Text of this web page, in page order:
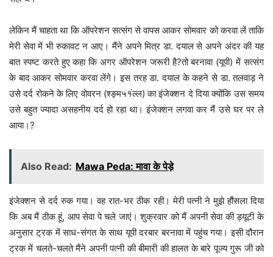
लेकिन मैं चाहता था कि ऑपरेशन सत्संग से वापस आकर सोमवार को करवा लें ताकि
मेरी सेवा में भी रुकावट न आए। मैंने अपने मित्र डा. दयाल से अपने अंदर की यह
बात स्पष्ट करते हुए कहा कि अगर ऑपरेशन जरूरी है?तो बरनावा (यूपी) में सत्संग
के बाद आकर सोमवार करवा लेंगे। इस तरह डा. दयाल के कहने से डा. तलवाड़ ने
उसे दर्द रोकने के लिए वोवरन (श्ङ्म५१ंल्ल) का इंजेक्शन दे दिया क्योंकि उस समय
उसे बहुत ज्यादा असहनीय दर्द हो रहा था। इंजेक्शन लगवा कर मैं उसे घर पर ले
आया।?
Also Read: Mawa Peda: मावा के पेड़े
इंजेक्शन से दर्द रुक गया। वह रात-भर ठीक रही। मेरी पत्नी ने मुझे हौंसला दिया
कि अब मैं ठीक हूं, आप सेवा पे चले जाएं। शुक्रवार को मैं अपनी सेवा की ड्यूटी के
अनुसार ट्रक में साध-संगत के साथ यूपी दरबार बरनावा में पहुंच गया। इसी दौरान
ट्रक में चलते-चलते मैंने अपनी पत्नी की बीमारी की हालत के बारे पूज्य गुरू जी को